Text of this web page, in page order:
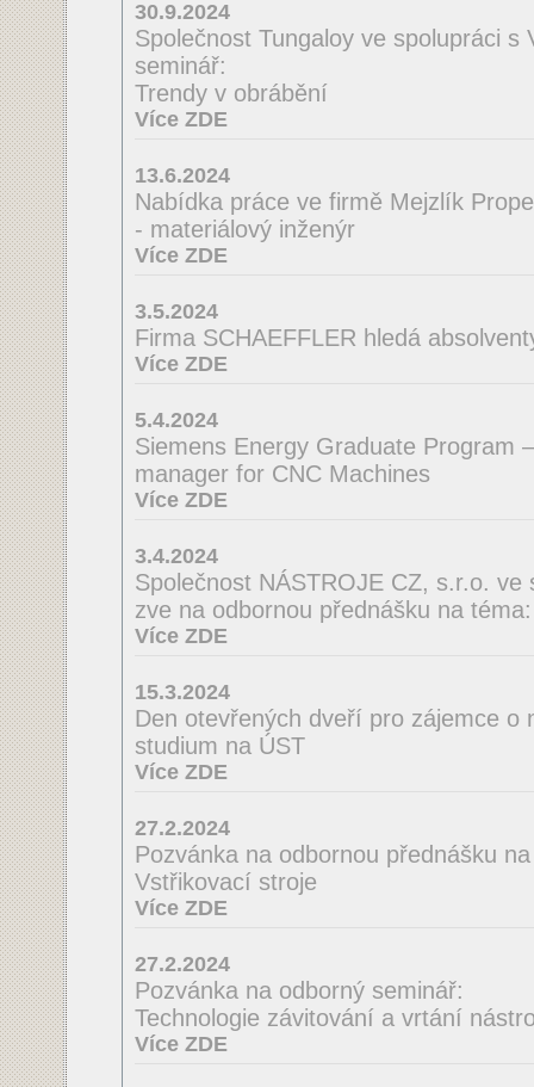
30.9.2024
Společnost Tungaloy ve spolupráci s
seminář:
Trendy v obrábění
Více ZDE
13.6.2024
Nabídka práce ve firmě Mejzlík
- materiálový inženýr
Více ZDE
3.5.2024
Firma SCHAEFFLER hledá
Více ZDE
5.4.2024
Siemens Energy Graduate Program
manager for CNC Machines
Více ZDE
3.4.2024
Společnost NÁSTROJE CZ, s.r.o. ve
zve na odbornou přednášku na
Více ZDE
15.3.2024
Den otevřených dveří pro zájemce o
studium na ÚST
Více ZDE
27.2.2024
Pozvánka na odbornou přednášku
Vstřikovací stroje
Více ZDE
27.2.2024
Pozvánka na odborný seminář:
Technologie závitování a vrtání
Více ZDE